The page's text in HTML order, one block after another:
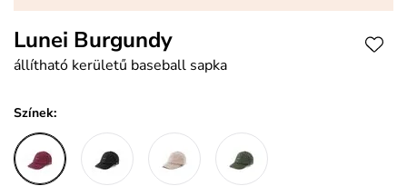
Lunei Burgundy
állítható kerületű baseball sapka
Színek: